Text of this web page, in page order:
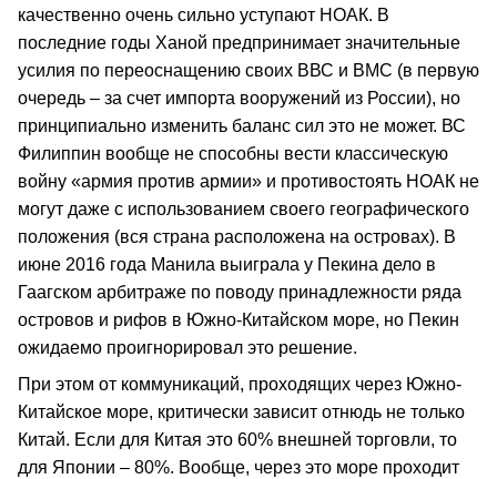
качественно очень сильно уступают НОАК. В
последние годы Ханой предпринимает значительные
усилия по переоснащению своих ВВС и ВМС (в первую
очередь – за счет импорта вооружений из России), но
принципиально изменить баланс сил это не может. ВС
Филиппин вообще не способны вести классическую
войну «армия против армии» и противостоять НОАК не
могут даже с использованием своего географического
положения (вся страна расположена на островах). В
июне 2016 года Манила выиграла у Пекина дело в
Гаагском арбитраже по поводу принадлежности ряда
островов и рифов в Южно-Китайском море, но Пекин
ожидаемо проигнорировал это решение.
При этом от коммуникаций, проходящих через Южно-
Китайское море, критически зависит отнюдь не только
Китай. Если для Китая это 60% внешней торговли, то
для Японии – 80%. Вообще, через это море проходит